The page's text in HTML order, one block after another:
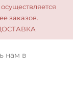
заказов.
ДОСТАВКА
нам в